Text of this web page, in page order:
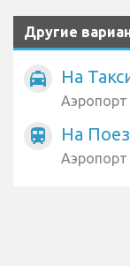
Другие
local_taxi На
Аэропорт
train На